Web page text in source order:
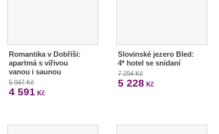
Romantika v Dobříši:
apartmá s vířivou
vanou i saunou
5 947 Kč
4 591 Kč
Slovinské jezero Bled:
4* hotel se snídaní
7 294 Kč
5 228 Kč